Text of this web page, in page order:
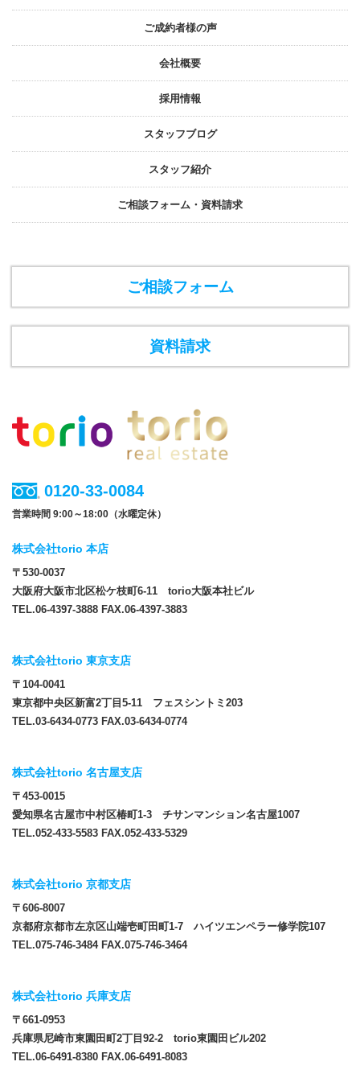
ご成約者様の声
会社概要
採⽤情報
スタッフブログ
スタッフ紹介
ご相談フォーム・資料請求
ご相談フォーム
資料請求
0120-33-0084
営業時間 9:00～18:00（水曜定休）
株式会社torio 本店
〒530-0037
大阪府大阪市北区松ケ枝町6-11 torio大阪本社ビル
TEL.06-4397-3888 FAX.06-4397-3883
株式会社torio 東京支店
〒104-0041
東京都中央区新富2丁目5-11 フェスシントミ203
TEL.03-6434-0773 FAX.03-6434-0774
株式会社torio 名古屋支店
〒453-0015
愛知県名古屋市中村区椿町1-3 チサンマンション名古屋1007
TEL.052-433-5583 FAX.052-433-5329
株式会社torio 京都支店
〒606-8007
京都府京都市左京区山端壱町田町1-7 ハイツエンペラー修学院107
TEL.075-746-3484 FAX.075-746-3464
株式会社torio 兵庫支店
〒661-0953
兵庫県尼崎市東園田町2丁目92-2 torio東園田ビル202
TEL.06-6491-8380 FAX.06-6491-8083